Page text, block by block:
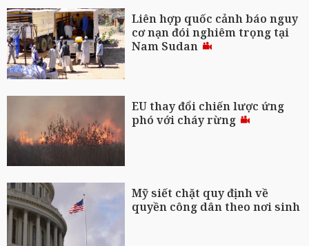
Liên hợp quốc cảnh báo nguy
cơ nạn đói nghiêm trọng tại
Nam Sudan
EU thay đổi chiến lược ứng
phó với cháy rừng
Mỹ siết chặt quy định về
quyền công dân theo nơi sinh